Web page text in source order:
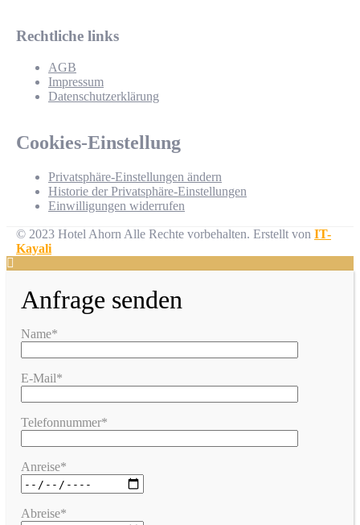
Rechtliche links
AGB
Impressum
Datenschutzerklärung
Cookies-Einstellung
Privatsphäre-Einstellungen ändern
Historie der Privatsphäre-Einstellungen
Einwilligungen widerrufen
© 2023 Hotel Ahorn Alle Rechte vorbehalten. Erstellt von IT-
Kayali
Anfrage senden
Name*
E-Mail*
Telefonnummer*
Anreise*
Abreise*